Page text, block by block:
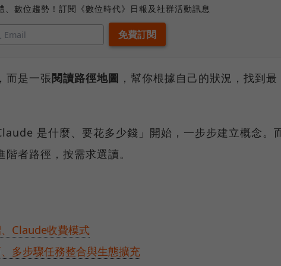
、數位趨勢！訂閱《數位時代》日報及社群活動訊息
而是一張閱讀路徑地圖 ，幫你根據自己的狀況，找到最
是什麼、要花多少錢」開始，一步步建立概念。
者路徑，按需求選讀。
Claude收費模式
多步驟任務整合與生態擴充